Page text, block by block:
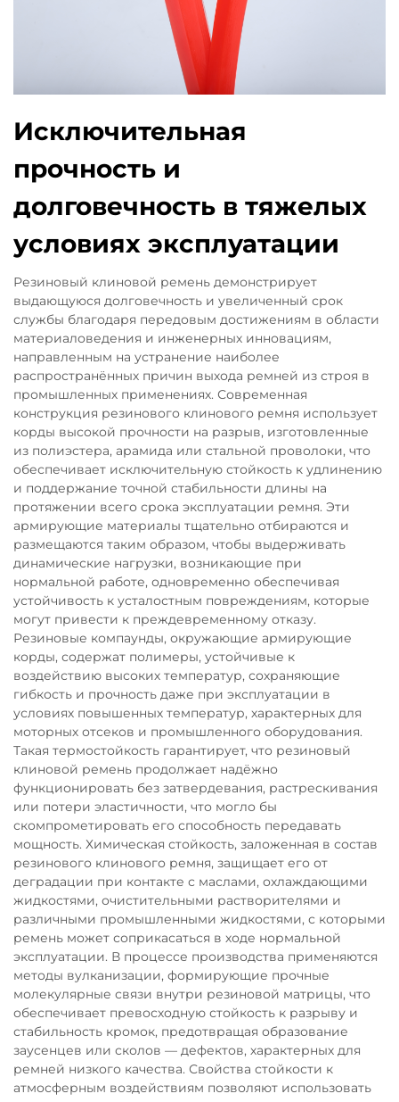
Исключительная
прочность и
долговечность в тяжелых
условиях эксплуатации
Резиновый клиновой ремень демонстрирует
выдающуюся долговечность и увеличенный срок
службы благодаря передовым достижениям в области
материаловедения и инженерных инновациям,
направленным на устранение наиболее
распространённых причин выхода ремней из строя в
промышленных применениях. Современная
конструкция резинового клинового ремня использует
корды высокой прочности на разрыв, изготовленные
из полиэстера, арамида или стальной проволоки, что
обеспечивает исключительную стойкость к удлинению
и поддержание точной стабильности длины на
протяжении всего срока эксплуатации ремня. Эти
армирующие материалы тщательно отбираются и
размещаются таким образом, чтобы выдерживать
динамические нагрузки, возникающие при
нормальной работе, одновременно обеспечивая
устойчивость к усталостным повреждениям, которые
могут привести к преждевременному отказу.
Резиновые компаунды, окружающие армирующие
корды, содержат полимеры, устойчивые к
воздействию высоких температур, сохраняющие
гибкость и прочность даже при эксплуатации в
условиях повышенных температур, характерных для
моторных отсеков и промышленного оборудования.
Такая термостойкость гарантирует, что резиновый
клиновой ремень продолжает надёжно
функционировать без затвердевания, растрескивания
или потери эластичности, что могло бы
скомпрометировать его способность передавать
мощность. Химическая стойкость, заложенная в состав
резинового клинового ремня, защищает его от
деградации при контакте с маслами, охлаждающими
жидкостями, очистительными растворителями и
различными промышленными жидкостями, с которыми
ремень может соприкасаться в ходе нормальной
эксплуатации. В процессе производства применяются
методы вулканизации, формирующие прочные
молекулярные связи внутри резиновой матрицы, что
обеспечивает превосходную стойкость к разрыву и
стабильность кромок, предотвращая образование
заусенцев или сколов — дефектов, характерных для
ремней низкого качества. Свойства стойкости к
атмосферным воздействиям позволяют использовать